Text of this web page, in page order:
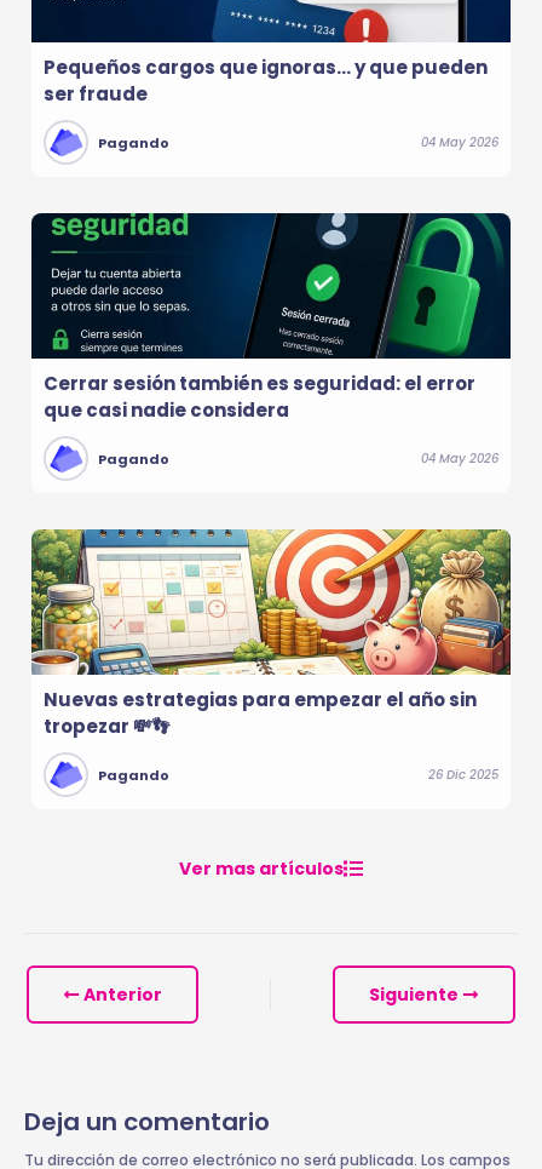
Pequeños cargos que ignoras… y que pueden
ser fraude
Pagando 04 May 2026
Cerrar sesión también es seguridad: el error
que casi nadie considera
Pagando 04 May 2026
Nuevas estrategias para empezar el año sin
tropezar 💸👣
Pagando 26 Dic 2025
Ver mas artículos
Anterior Siguiente
Deja un comentario
Tu dirección de correo electrónico no será publicada. Los campos